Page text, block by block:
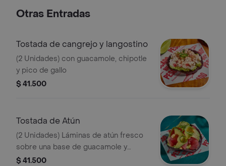
Otras Entradas
Tostada de cangrejo y langostino
(2 Unidades) con guacamole, chipotle
y pico de gallo
$ 41.500
Tostada de Atún
(2 Unidades) Láminas de atún fresco
sobre una base de guacamole y
mayonesa de sriracha, terminadas
$ 41.500